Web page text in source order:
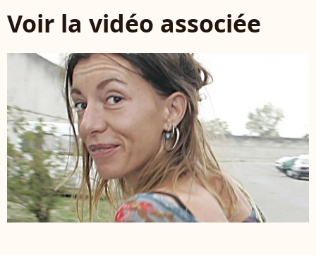
Voir la vidéo associée